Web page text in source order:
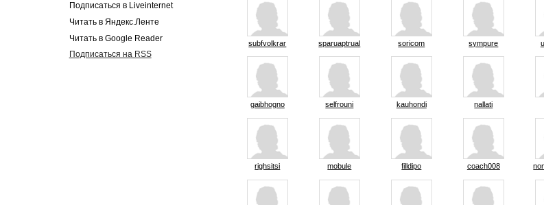
Подписаться в Liveinternet
Читать в Яндекс.Ленте
Читать в Google Reader
Подписаться на RSS
subfvolkrar sparuaptrual soricom sympure
gaibhogno selfrouni kauhondi nallati
righsitsi mobule filldipo coach008